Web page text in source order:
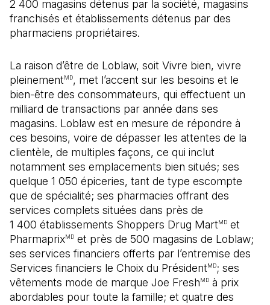
2 400 magasins détenus par la société, magasins
franchisés et établissements détenus par des
pharmaciens propriétaires.
La raison d’être de Loblaw, soit Vivre bien, vivre
pleinementMD, met l’accent sur les besoins et le
bien-être des consommateurs, qui effectuent un
milliard de transactions par année dans ses
magasins. Loblaw est en mesure de répondre à
ces besoins, voire de dépasser les attentes de la
clientèle, de multiples façons, ce qui inclut
notamment ses emplacements bien situés; ses
quelque 1 050 épiceries, tant de type escompte
que de spécialité; ses pharmacies offrant des
services complets situées dans près de
1 400 établissements Shoppers Drug MartMD et
PharmaprixMD et près de 500 magasins de Loblaw;
ses services financiers offerts par l’entremise des
Services financiers le Choix du PrésidentMD; ses
vêtements mode de marque Joe FreshMD à prix
abordables pour toute la famille; et quatre des